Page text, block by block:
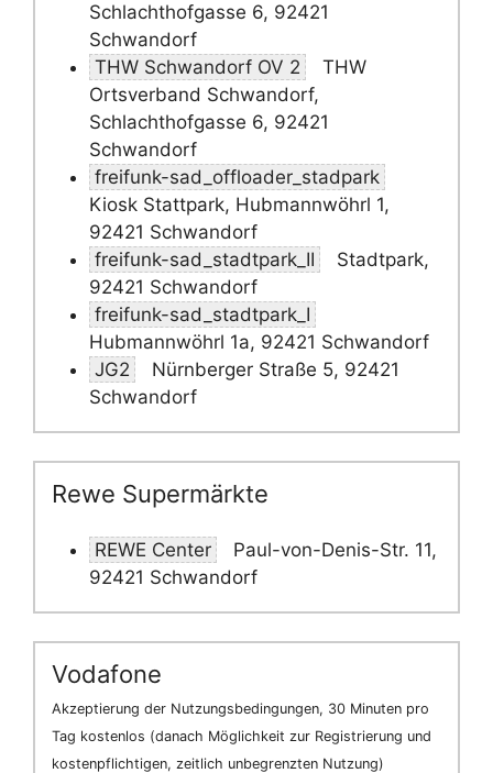
Schlachthofgasse 6, 92421
Schwandorf
THW Schwandorf OV 2
THW
Ortsverband Schwandorf,
Schlachthofgasse 6, 92421
Schwandorf
freifunk-sad_offloader_stadpark
Kiosk Stattpark, Hubmannwöhrl 1,
92421 Schwandorf
freifunk-sad_stadtpark_II
Stadtpark,
92421 Schwandorf
freifunk-sad_stadtpark_I
Hubmannwöhrl 1a, 92421 Schwandorf
JG2
Nürnberger Straße 5, 92421
Schwandorf
Rewe Supermärkte
REWE Center
Paul-von-Denis-Str. 11,
92421 Schwandorf
Vodafone
Akzeptierung der Nutzungsbedingungen, 30 Minuten pro
Tag kostenlos (danach Möglichkeit zur Registrierung und
kostenpflichtigen, zeitlich unbegrenzten Nutzung)